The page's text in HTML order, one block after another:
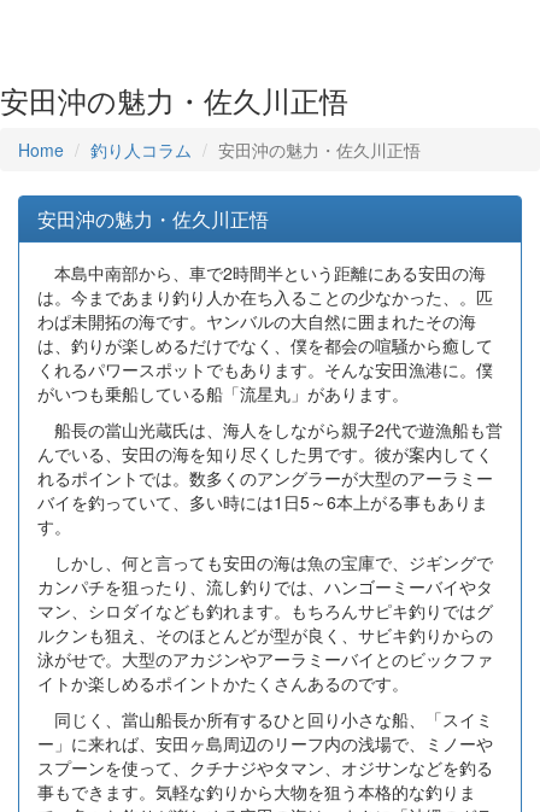
安田沖の魅力・佐久川正悟
Home 釣り人コラム 安田沖の魅力・佐久川正悟
安田沖の魅力・佐久川正悟
本島中南部から、車で2時間半という距離にある安田の海
は。今まであまり釣り人か在ち入ることの少なかった、。匹
わぱ未開拓の海です。ヤンバルの大自然に囲まれたその海
は、釣りが楽しめるだけでなく、僕を都会の喧騒から癒して
くれるパワースポットでもあります。そんな安田漁港に。僕
がいつも乗船している船「流星丸」があります。
船長の當山光蔵氏は、海人をしながら親子2代で遊漁船も営
んでいる、安田の海を知り尽くした男です。彼が案内してく
れるポイントでは。数多くのアングラーが大型のアーラミー
バイを釣っていて、多い時には1日5～6本上がる事もありま
す。
しかし、何と言っても安田の海は魚の宝庫で、ジギングで
カンパチを狙ったり、流し釣りでは、ハンゴーミーバイやタ
マン、シロダイなども釣れます。もちろんサピキ釣りではグ
ルクンも狙え、そのほとんどが型が良く、サビキ釣りからの
泳がせで。大型のアカジンやアーラミーバイとのビックファ
イトか楽しめるポイントかたくさんあるのです。
同じく、當山船長か所有するひと回り小さな船、「スイミ
ー」に来れば、安田ヶ島周辺のリーフ内の浅場で、ミノーや
スプーンを使って、クチナジやタマン、オジサンなどを釣る
事もできます。気軽な釣りから大物を狙う本格的な釣りま